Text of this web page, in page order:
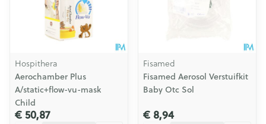
Hospithera
Aerochamber Plus
A/static+flow-vu-mask
Child
€ 50,87
Fisamed
Fisamed Aerosol Verstuifkit
Baby Otc Sol
€ 8,94